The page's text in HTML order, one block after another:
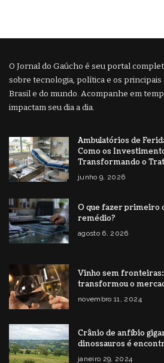
O Jornal do Gaúcho é seu portal
sobre tecnologia, política e os
Brasil e do mundo. Acompanhe em
impactam seu dia a dia.
Ambulatórios de
Como os
Transformando o
junho 9, 2026
O que fazer primeiro
remédio?
agosto 6, 2026
Vinho sem fronteiras:
transformou o
novembro 11, 2024
Crânio de anfíbio
dinossauros é
janeiro 29, 2024